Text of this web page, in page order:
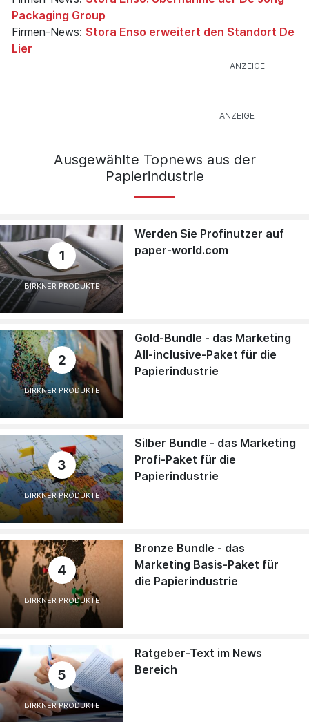
Packaging Group
Firmen-News: Stora Enso erweitert den Standort De
Lier
Ausgewählte Topnews aus der
Papierindustrie
1
BIRKNER PRODUKTE
Werden Sie Profinutzer auf
paper-world.com
2
BIRKNER PRODUKTE
Gold-Bundle - das Marketing
All-inclusive-Paket für die
Papierindustrie
3
BIRKNER PRODUKTE
Silber Bundle - das Marketing
Profi-Paket für die
Papierindustrie
4
BIRKNER PRODUKTE
Bronze Bundle - das
Marketing Basis-Paket für
die Papierindustrie
5
BIRKNER PRODUKTE
Ratgeber-Text im News
Bereich